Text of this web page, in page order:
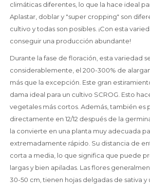
climáticas diferentes, lo que la hace ideal
Aplastar, doblar y "super cropping" son
cultivo y todas son posibles. ¡Con esta
conseguir una producción abundante!
Durante la fase de floración, esta variedad
considerablemente, el 200-300% de
más que la excepción. Este gran
dama ideal para un cultivo SCROG. Esto
vegetales más cortos. Además, también es
directamente en 12/12 después de la
la convierte en una planta muy adecuada
extremadamente rápido. Su distancia de
corta a media, lo que significa que puede
largas y bien apiladas. Las flores
30-50 cm, tienen hojas delgadas de sativa